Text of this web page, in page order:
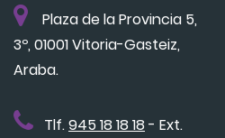
Plaza de la Provincia 5,
3º, 01001 Vitoria-Gasteiz,
Araba.
Tlf.945 18 18 18 - Ext.